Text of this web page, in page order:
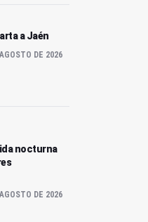
a Jaén
DE 2026
nocturna
DE 2026